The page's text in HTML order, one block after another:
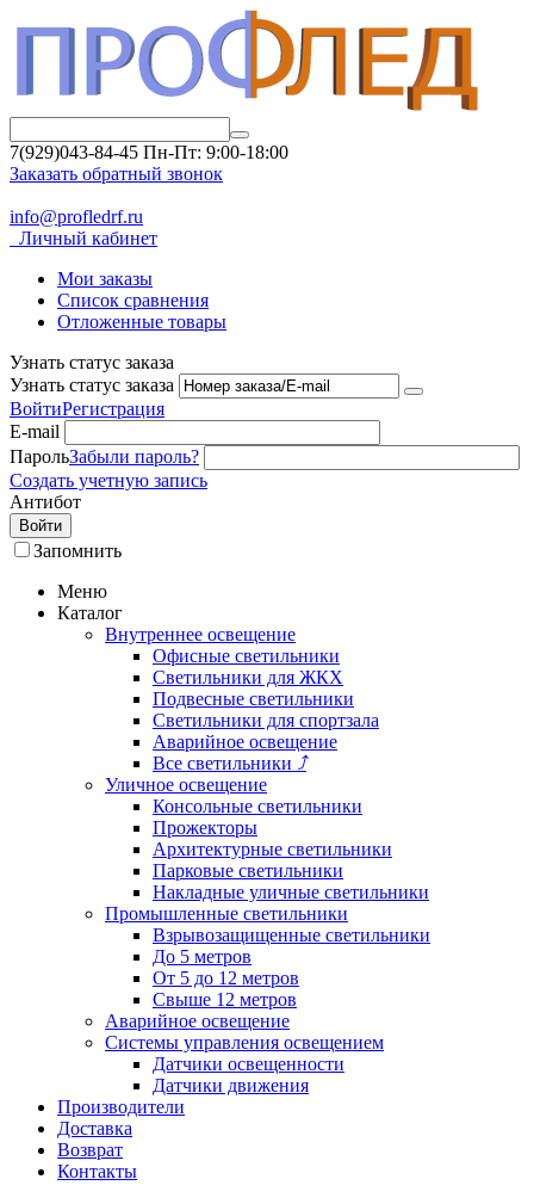
7(929)043-84-45 Пн-Пт: 9:00-18:00
Заказать обратный звонок
info@profledrf.ru
Личный кабинет
Мои заказы
Список сравнения
Отложенные товары
Узнать статус заказа
Узнать статус заказа
ВойтиРегистрация
E-mail
ПарольЗабыли пароль?
Создать учетную запись
Антибот
Войти
Запомнить
Меню
Каталог
Внутреннее освещение
Офисные светильники
Светильники для ЖКХ
Подвесные светильники
Светильники для спортзала
Аварийное освещение
Все светильники ⤴
Уличное освещение
Консольные светильники
Прожекторы
Архитектурные светильники
Парковые светильники
Накладные уличные светильники
Промышленные светильники
Взрывозащищенные светильники
До 5 метров
От 5 до 12 метров
Свыше 12 метров
Аварийное освещение
Системы управления освещением
Датчики освещенности
Датчики движения
Производители
Доставка
Возврат
Контакты